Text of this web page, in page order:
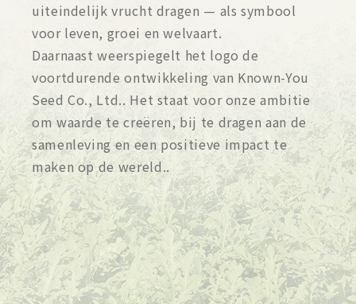
uiteindelijk vrucht dragen — als symbool
voor leven, groei en welvaart.
Daarnaast weerspiegelt het logo de
voortdurende ontwikkeling van Known-You
Seed Co., Ltd.. Het staat voor onze ambitie
om waarde te creëren, bij te dragen aan de
samenleving en een positieve impact te
maken op de wereld..